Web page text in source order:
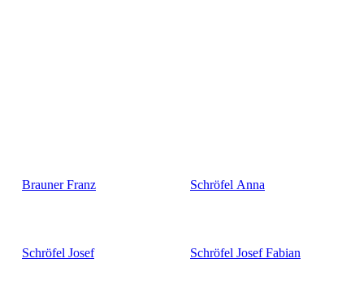
BraunerFranz Schröfel Anna
Schröfel Josef Schröfel Josef Fabian